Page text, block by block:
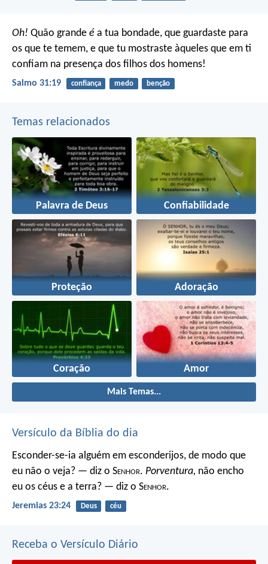
Oh! Quão grande é a tua bondade, que guardaste para
os que te temem, e que tu mostraste àqueles que em ti
confiam na presença dos filhos dos homens!
Salmo 31:19 confiança medo benção
Temas relacionados
Palavra de Deus Confiabilidade
Proteção Adoração
Coração Amor
Mais Temas...
Versículo da Bíblia do dia
Esconder-se-ia alguém em esconderijos, de modo que
eu não o veja? — diz o Senhor. Porventura, não encho
eu os céus e a terra? — diz o Senhor.
Jeremias 23:24 Deus céu
Receba o Versículo Diário